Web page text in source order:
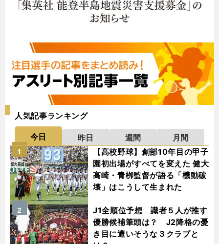
人気記事ランキング
今日 昨日 週間
月間
【高校野球】創部10年目の甲子
園初出場がすべてを変えた 健大
高崎・青栁監督が語る「機動破
壊」はこうして生まれた
1
J1全順位予想 識者５人が推す
優勝候補筆頭は？ J2降格の憂
き目に遭いそうな３クラブと
2